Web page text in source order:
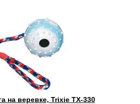
на веревке, Trixie TX-330